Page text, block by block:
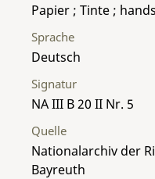
Papier ; Tinte ;
Sprache
Deutsch
Signatur
NA III B 20 II Nr. 5
Quelle
Nationalarchiv der
Bayreuth